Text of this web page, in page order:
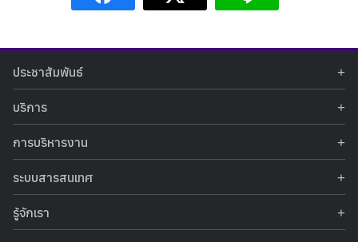
ประชาสัมพันธ์
ข่าวประชาสัมพันธ์
ข่าวกิจกรรม
รางวัลแห่งความภาคภูมิใจ
คำถามที่พบบ่อย
บริการ
ท้องฟ้าจำลอง
นิทรรศการถาวร
ศูนย์สร้างสรรค์เยาวชน
กิจกรรมส่งเสริมการเรียนรู้และบริการการศึกษา
การบริหารงาน
รายงานผลการดำเนินงาน
คำสั่งมอบหมายปฏิบัติหน้าที่
คู่มือการให้บริการ
ระบบสารสนเทศ
ฐานข้อมูลโครงการประกวดโครงงานวิทยาศาสตร์ สำหรับนักศึกษา กศน.
รายงานผลการดำเนินงานของศูนย์วิทยาศาสตร์เพื่อการศึกษา
รู้จักเรา
ข้อมูลทั่วไป